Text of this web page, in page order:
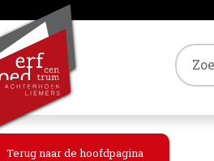
Terug naar de hoofdpagina